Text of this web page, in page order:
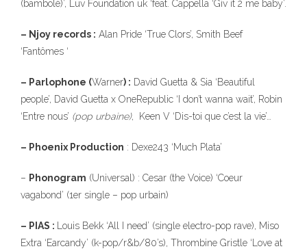
(bambolé)’, Luv Foundation uk ‘feat. Cappella ‘Giv it 2 me baby’.
– Njoy records : Alan Pride ‘True Clors’, Smith Beef
‘Fantômes ‘
– Parlophone (Warner) : David Guetta & Sia ‘Beautiful
people’, David Guetta x OneRepublic ‘I don’t wanna wait’, Robin
‘Entre nous’ (pop urbaine), Keen V ‘Dis-toi que c’est la vie’…
– Phoenix Production : Dexe243 ‘Much Plata’
– Phonogram (Universal) : Cesar (the Voice) ‘Coeur
vagabond’ (1er single – pop urbain)
– PIAS :
Louis Bekk ‘All I need’ (single electro-pop rave), Miso
Extra ‘Earcandy’ (k-pop/r&b/80’s), Thrombine Gristle ‘Love at